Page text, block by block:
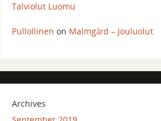
Talviolut Luomu
Pullollinen on Malmgård – Jouluolut
Archives